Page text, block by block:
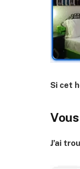
Si cet
J’ai